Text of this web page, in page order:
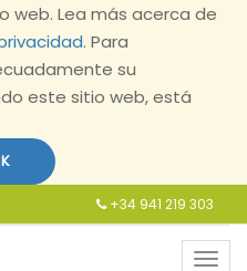
web. Lea más acerca de
. Para
su
este sitio web, está
+34 941 219 303